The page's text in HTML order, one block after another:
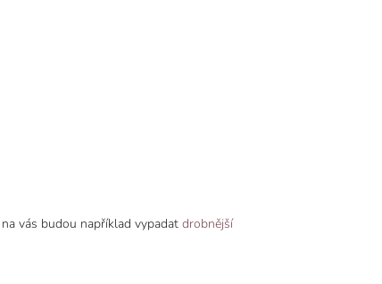
vás budou například vypadat drobnější